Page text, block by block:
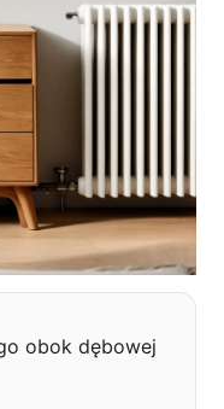
obok dębowej